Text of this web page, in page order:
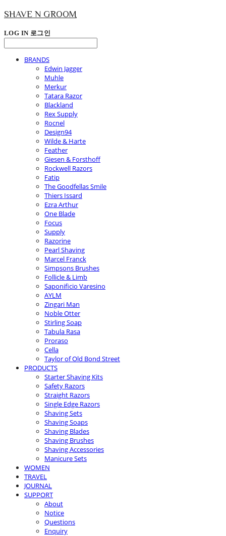
SHAVE N GROOM
LOG IN 로그인
BRANDS
Edwin Jagger
Muhle
Merkur
Tatara Razor
Blackland
Rex Supply
Rocnel
Design94
Wilde & Harte
Feather
Giesen & Forsthoff
Rockwell Razors
Fatip
The Goodfellas Smile
Thiers Issard
Ezra Arthur
One Blade
Focus
Supply
Razorine
Pearl Shaving
Marcel Franck
Simpsons Brushes
Follicle & Limb
Saponificio Varesino
AYLM
Zingari Man
Noble Otter
Stirling Soap
Tabula Rasa
Proraso
Cella
Taylor of Old Bond Street
PRODUCTS
Starter Shaving Kits
Safety Razors
Straight Razors
Single Edge Razors
Shaving Sets
Shaving Soaps
Shaving Blades
Shaving Brushes
Shaving Accessories
Manicure Sets
WOMEN
TRAVEL
JOURNAL
SUPPORT
About
Notice
Questions
Enquiry